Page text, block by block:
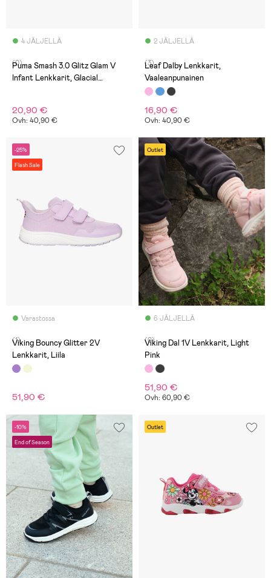
4 JÄLJELLÄ
(0)
Puma Smash 3.0 Glitz Glam V
Infant Lenkkarit, Glacial
20,90 €
Ovh: 40,90 €
2 JÄLJELLÄ
(3)
Leaf Dalby Lenkkarit,
Vaaleanpunainen
16,90 €
Ovh: 40,90 €
-25%
Flash Sale
Varastossa
(1)
Viking Bouncy Glitter 2V
Lenkkarit, Liila
51,90 €
Outlet
6 JÄLJELLÄ
(0)
Viking Dal 1V Lenkkarit, Light
Pink
51,90 €
Ovh: 60,90 €
-10%
End of Season
Outlet